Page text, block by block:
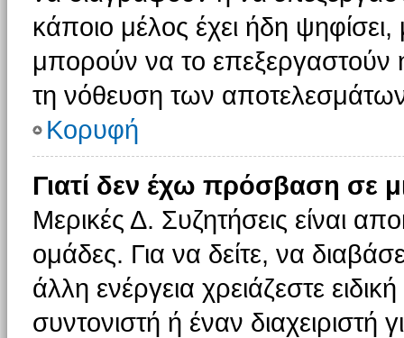
κάποιο μέλος έχει ήδη ψηφίσει,
μπορούν να το επεξεργαστούν
τη νόθευση των
Κορυφή
Γιατί δεν έχω πρόσβαση σε
Μερικές Δ. Συζητήσεις είναι
ομάδες. Για να δείτε, να
άλλη ενέργεια χρειάζεστε
συντονιστή ή έναν διαχειριστή